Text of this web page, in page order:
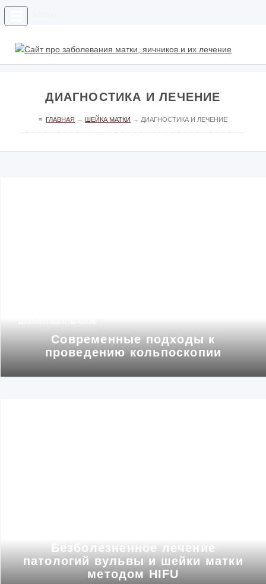
ДИАГНОСТИКА И ЛЕЧЕНИЕ
≡ ГЛАВНАЯ → ШЕЙКА МАТКИ → ДИАГНОСТИКА И ЛЕЧЕНИЕ
Современные подходы к
проведению кольпоскопии
Безболезненное лечение
патологий вульвы и шейки матки
методом HIFU